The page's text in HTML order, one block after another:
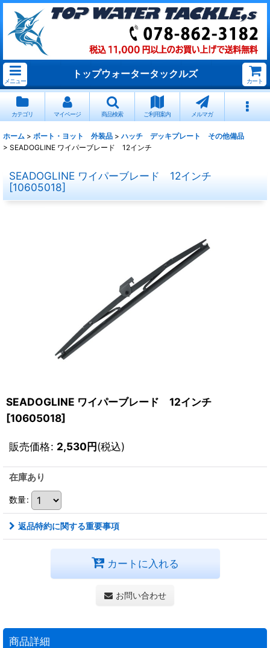
メニュー
トップウォータータックルズ
カート
カテゴリ マイページ 商品検索 ご利用案内 メルマガ
ホーム > ボート・ヨット 外装品 > ハッチ デッキプレート その他備品
> SEADOGLINE ワイパーブレード 12インチ
SEADOGLINE ワイパーブレード 12インチ
[10605018]
SEADOGLINE ワイパーブレード 12インチ
[10605018]
販売価格: 2,530円(税込)
在庫あり
数量:
返品特約に関する重要事項
カートに入れる
お問い合わせ
商品詳細